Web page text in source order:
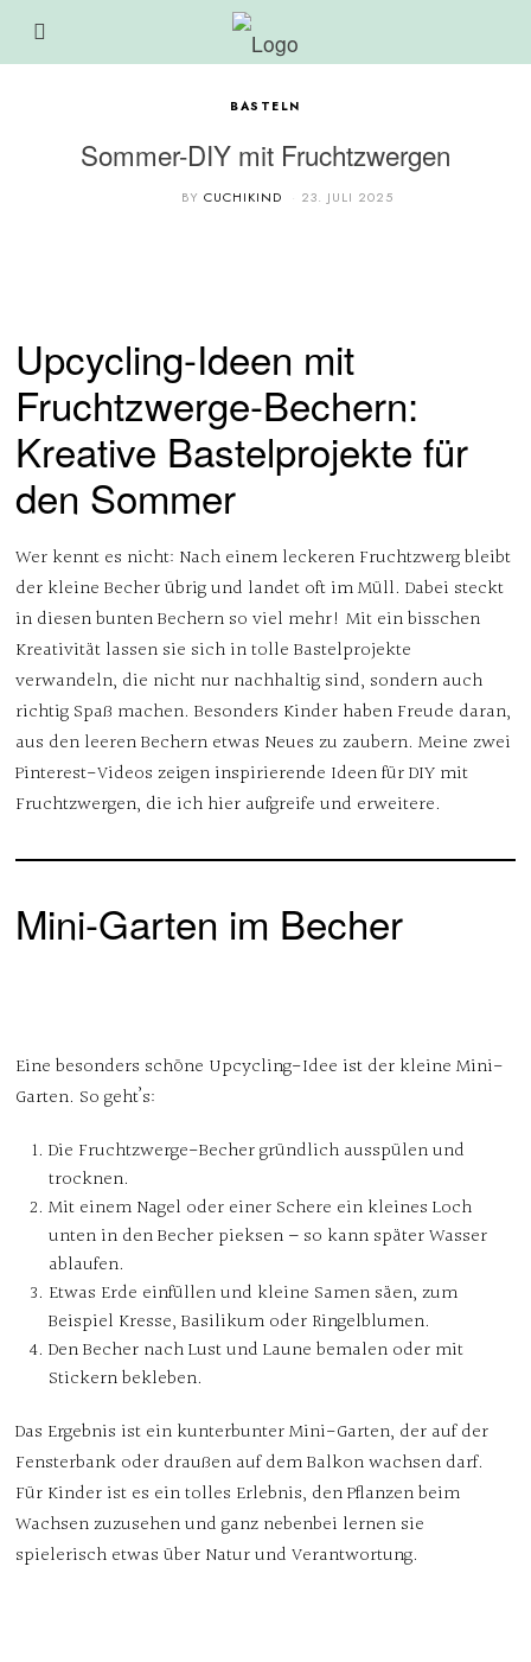
BASTELN
Sommer-DIY mit Fruchtzwergen
BYCUCHIKIND 23. JULI 2025
Upcycling-Ideen mit
Fruchtzwerge-Bechern:
Kreative Bastelprojekte für
den Sommer
Wer kennt es nicht: Nach einem leckeren Fruchtzwerg bleibt
der kleine Becher übrig und landet oft im Müll. Dabei steckt
in diesen bunten Bechern so viel mehr! Mit ein bisschen
Kreativität lassen sie sich in tolle Bastelprojekte
verwandeln, die nicht nur nachhaltig sind, sondern auch
richtig Spaß machen. Besonders Kinder haben Freude daran,
aus den leeren Bechern etwas Neues zu zaubern. Meine zwei
Pinterest-Videos zeigen inspirierende Ideen für DIY mit
Fruchtzwergen, die ich hier aufgreife und erweitere.
Mini-Garten im Becher
Eine besonders schöne Upcycling-Idee ist der kleineMini-
Garten. So geht’s:
Die Fruchtzwerge-Becher gründlich ausspülen und
trocknen.
Mit einem Nagel oder einer Schere ein kleines Loch
unten in den Becher pieksen – so kann später Wasser
ablaufen.
Etwas Erde einfüllen und kleine Samen säen, zum
Beispiel Kresse, Basilikum oder Ringelblumen.
Den Becher nach Lust und Laune bemalen oder mit
Stickern bekleben.
Das Ergebnis ist ein kunterbunter Mini-Garten, der auf der
Fensterbank oder draußen auf dem Balkon wachsen darf.
Für Kinder ist es ein tolles Erlebnis, den Pflanzen beim
Wachsen zuzusehen und ganz nebenbei lernen sie
spielerisch etwas über Natur und Verantwortung.